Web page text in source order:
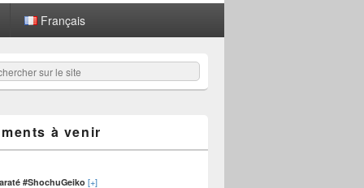
Français
:
à venir
#ShochuGeiko[+]